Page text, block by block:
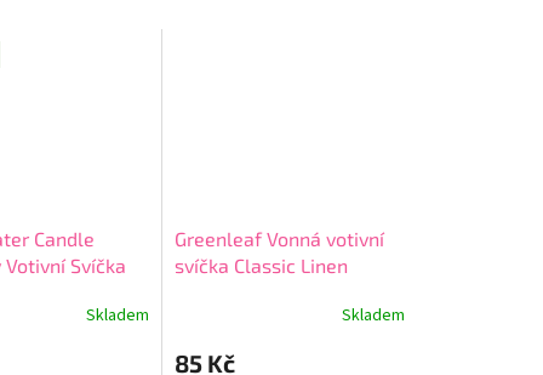
Candle
Votivní Svíčka
Skladem
Greenleaf Vonná votivní
svíčka Classic Linen
produktu
Skladem
85 Kč